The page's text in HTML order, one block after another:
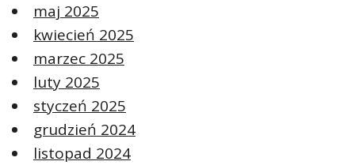
maj 2025
kwiecień 2025
marzec 2025
luty 2025
styczeń 2025
grudzień 2024
listopad 2024